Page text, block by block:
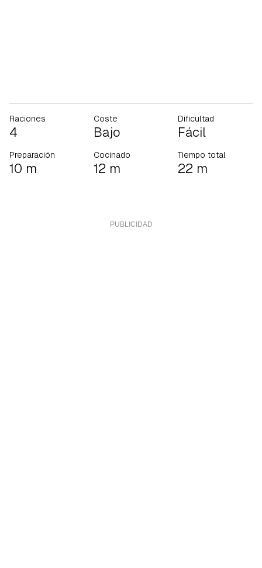
Raciones
4
Coste
Bajo
Dificultad
Fácil
Preparación
10 m
Cocinado
12 m
Tiempo total
22 m